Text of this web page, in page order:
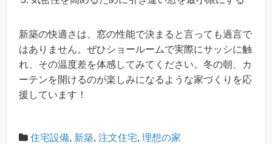
新築の快適さは、窓の性能で決まると言っても過言で
はありません。ぜひショールームで実際にサッシに触
れ、その温度差を体感してみてください。冬の朝、カ
ーテンを開けるのが楽しみになるような家づくりを応
援しています！
住宅設備, 新築, 注文住宅, 理想の家